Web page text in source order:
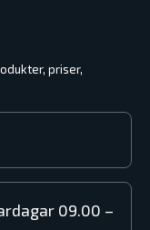
priser,
09.00 –